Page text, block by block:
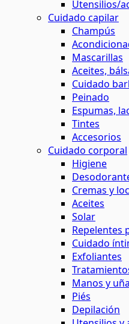
Utensilios/
Cuidado capilar
Champús
Mascarillas
Aceites,
Cuidado
Peinado
Espumas,
Tintes
Accesorios
Cuidado corporal
Higiene
Cremas y
Aceites
Solar
Repelentes
Cuidado
Exfoliantes
Manos y
Piés
Depilación